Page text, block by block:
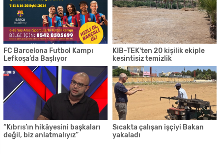
FC Barcelona Futbol Kampı
Lefkoşa’da Başlıyor
KIB-TEK'ten 20 kişilik ekiple
kesintisiz temizlik
“Kıbrıs’ın hikâyesini başkaları
değil, biz anlatmalıyız”
Sıcakta çalışan işçiyi Bakan
yakaladı